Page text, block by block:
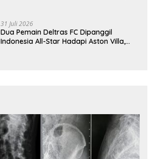
31 Juli 2026
Dua Pemain Deltras FC Dipanggil
Indonesia All-Star Hadapi Aston Villa,